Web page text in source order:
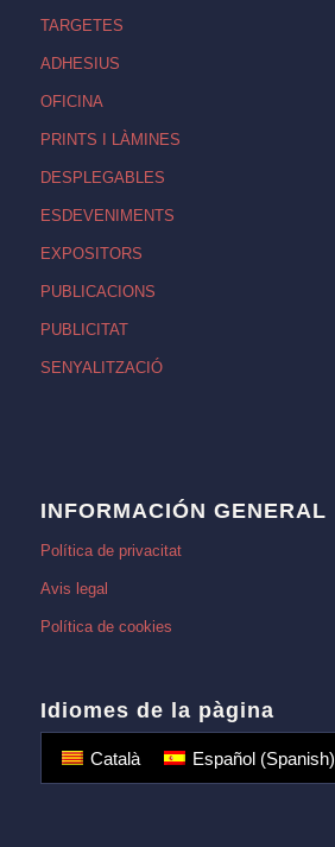
TARGETES
ADHESIUS
OFICINA
PRINTS I LÀMINES
DESPLEGABLES
ESDEVENIMENTS
EXPOSITORS
PUBLICACIONS
PUBLICITAT
SENYALITZACIÓ
INFORMACIÓN GENERAL
Política de privacitat
Avis legal
Política de cookies
Idiomes de la pàgina
Català Español(Spanish)